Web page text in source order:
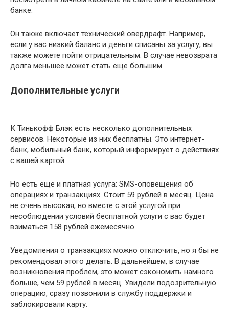
банке.
Он также включает технический овердрафт. Например,
если у вас низкий баланс и деньги списаны за услугу, вы
также можете пойти отрицательным. В случае невозврата
долга меньшее может стать еще большим.
Дополнительные услуги
К Тинькофф Блэк есть несколько дополнительных
сервисов. Некоторые из них бесплатны. Это интернет-
банк, мобильный банк, который информирует о действиях
с вашей картой.
Но есть еще и платная услуга: SMS-оповещения об
операциях и транзакциях. Стоит 59 рублей в месяц. Цена
не очень высокая, но вместе с этой услугой при
несоблюдении условий бесплатной услуги с вас будет
взиматься 158 рублей ежемесячно.
Уведомления о транзакциях можно отключить, но я бы не
рекомендовал этого делать. В дальнейшем, в случае
возникновения проблем, это может сэкономить намного
больше, чем 59 рублей в месяц. Увидели подозрительную
операцию, сразу позвонили в службу поддержки и
заблокировали карту.